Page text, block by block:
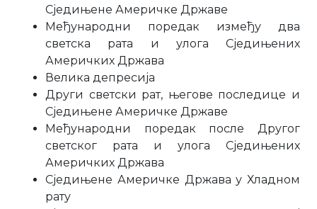
Сједињене Америчке Државе
Међународни поредак између два
светска рата и улога Сједињених
Америчких Држава
Велика депресија
Други светски рат, његове последице и
Сједињене Америчке Државе
Међународни поредак после Другог
светског рата и улога Сједињених
Америчких Држава
Сједињене Америчке Држава у Хладном
рату